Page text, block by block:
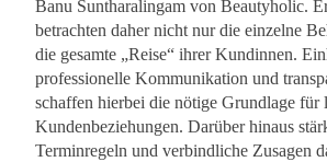
Banu Suntharalingam von Beautyholic.
betrachten daher nicht nur die einzelne
die gesamte „Reise“ ihrer Kundinnen.
professionelle Kommunikation und
schaffen hierbei die nötige Grundlage für
Kundenbeziehungen. Darüber hinaus
Terminregeln und verbindliche Zusagen